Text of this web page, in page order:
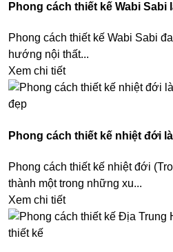
Phong cách thiết kế Wabi
Phong cách thiết kế Wabi Sabi
hướng nội thất...
Xem chi tiết
Phong cách thiết kế nhiệt đới
Phong cách thiết kế nhiệt đới
thành một trong những xu...
Xem chi tiết